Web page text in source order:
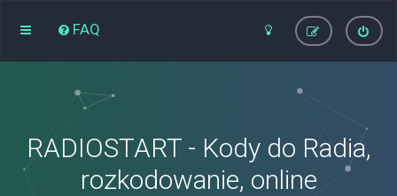
FAQ
RADIOSTART - Kody do Radia,
rozkodowanie, online